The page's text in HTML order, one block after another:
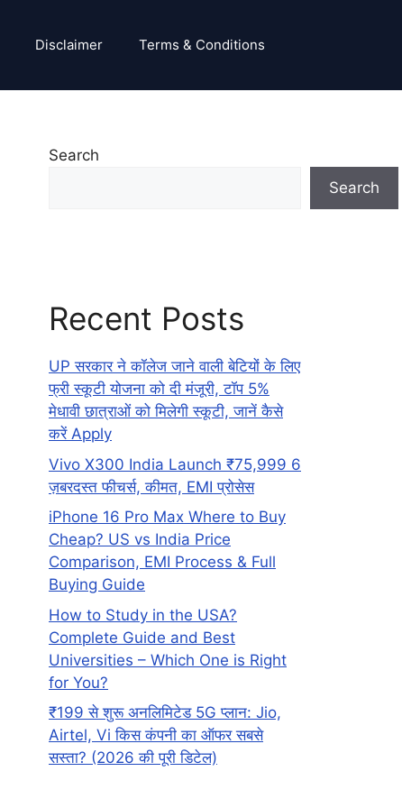
Disclaimer Terms & Conditions
Search
Search
Recent Posts
UP सरकार ने कॉलेज जाने वाली बेटियों के लिए
फ्री स्कूटी योजना को दी मंजूरी, टॉप 5%
मेधावी छात्राओं को मिलेगी स्कूटी, जानें कैसे
करें Apply
Vivo X300 India Launch ₹75,999 6
ज़बरदस्त फीचर्स, कीमत, EMI प्रोसेस
iPhone 16 Pro Max Where to Buy
Cheap? US vs India Price
Comparison, EMI Process & Full
Buying Guide
How to Study in the USA?
Complete Guide and Best
Universities – Which One is Right
for You?
₹199 से शुरू अनलिमिटेड 5G प्लान: Jio,
Airtel, Vi किस कंपनी का ऑफर सबसे
सस्ता? (2026 की पूरी डिटेल)